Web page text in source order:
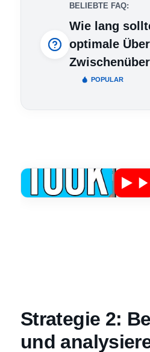
BELIEBTE FAQ:
Wie lang
optimale
POPULAR
Strategie 2:
und